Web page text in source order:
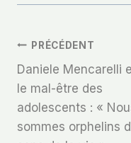
Navigation
De
L’article
PRÉCÉDENT
Daniele Mencarelli
le mal-être des
adolescents : «
sommes orphelins